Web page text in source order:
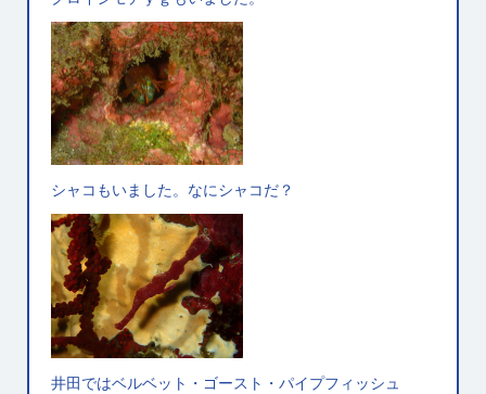
シャコもいました。なにシャコだ？
井田ではベルベット・ゴースト・パイプフィッシュ